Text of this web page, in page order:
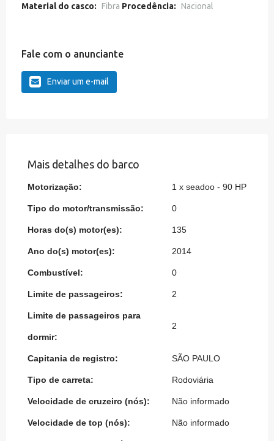
Material do casco: Fibra Procedência: Nacional
Fale com o anunciante
Enviar um e-mail
Mais detalhes do barco
Motorização: 1 x seadoo - 90 HP
Tipo do motor/transmissão: 0
Horas do(s) motor(es): 135
Ano do(s) motor(es): 2014
Combustível: 0
Limite de passageiros: 2
Limite de passageiros para
dormir:
2
Capitania de registro: SÃO PAULO
Tipo de carreta: Rodoviária
Velocidade de cruzeiro (nós): Não informado
Velocidade de top (nós): Não informado